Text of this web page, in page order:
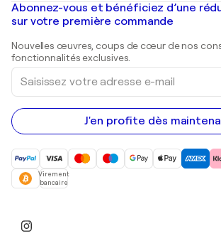
Shepard Fairey
Peintures de paysage
Estampes
Peintures acryliques
Galeries d'art en France
Galeries d'art en Belgique
Abonnez-vous et bénéficiez d’une
sur votre première commande
Nouvelles œuvres, coups de cœur de nos
fonctionnalités exclusives.
Saisissez
votre
adresse
e-
mail
J'en profite dès
Virement
bancaire